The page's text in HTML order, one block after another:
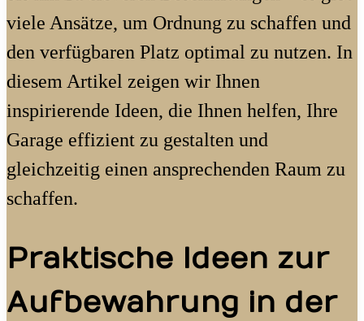
viele Ansätze, um Ordnung zu schaffen und
den verfügbaren Platz optimal zu nutzen. In
diesem Artikel zeigen wir Ihnen
inspirierende Ideen, die Ihnen helfen, Ihre
Garage effizient zu gestalten und
gleichzeitig einen ansprechenden Raum zu
schaffen.
Praktische Ideen zur
Aufbewahrung in der